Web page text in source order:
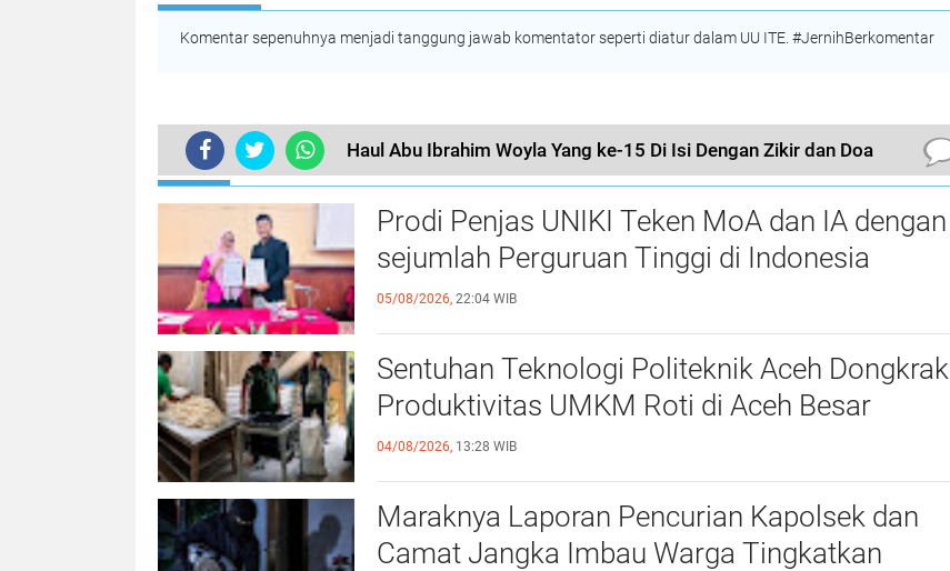
Komentar sepenuhnya menjadi tanggung jawab komentator seperti diatur dalam UU ITE. #JernihBerkomentar
Haul Abu Ibrahim Woyla Yang ke-15 Di Isi Dengan Zikir dan Doa
TERKINI
Prodi Penjas UNIKI Teken MoA dan IA dengan
sejumlah Perguruan Tinggi di Indonesia
05/08/2026, 22:04 WIB
Sentuhan Teknologi Politeknik Aceh Dongkrak
Produktivitas UMKM Roti di Aceh Besar
04/08/2026, 13:28 WIB
Maraknya Laporan Pencurian Kapolsek dan
Camat Jangka Imbau Warga Tingkatkan